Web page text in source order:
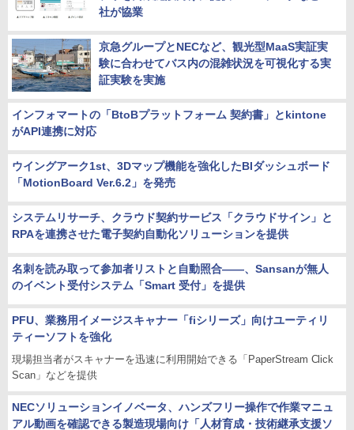
社が協業
京急グループとNECなど、観光型MaaS実証実
験に合わせてバス内の混雑状況を可視化する実
証実験を実施
インフォマートの「BtoBプラットフォーム 契約書」とkintone
がAPI連携に対応
ウイングアーク1st、3Dマップ機能を強化したBIダッシュボード
「MotionBoard Ver.6.2」を発売
システムリサーチ、クラウド契約サービス「クラウドサイン」と
RPAを連携させた電子契約自動化ソリューションを提供
名刺を読み取って参加者リストと自動照合――、Sansanが無人
のイベント受付システム「Smart 受付」を提供
PFU、業務用イメージスキャナー「fiシリーズ」向けユーティリ
ティーソフトを強化
現場担当者がスキャナーを迅速に利用開始できる「PaperStream Click
Scan」などを提供
NECソリューションイノベータ、ハンズフリー操作で作業マニュ
アル動画を確認できる製造現場向け「人材育成・技術継承支援ソ